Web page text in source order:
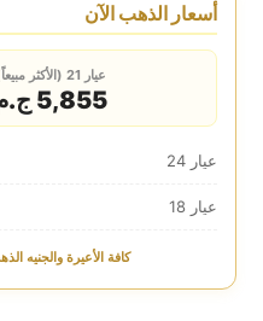
أسعار الذهب الآن
عيار 21 (الأكثر مبيعاً)
5,855 ج.م
عيار 24
عيار 18
كافة الأعيرة والجنيه